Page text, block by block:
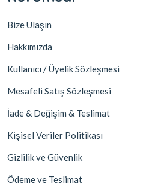
Bize Ulaşın
Hakkımızda
Kullanıcı / Üyelik Sözleşmesi
Mesafeli Satış Sözleşmesi
İade & Değişim & Teslimat
Kişisel Veriler Politikası
Gizlilik ve Güvenlik
Ödeme ve Teslimat